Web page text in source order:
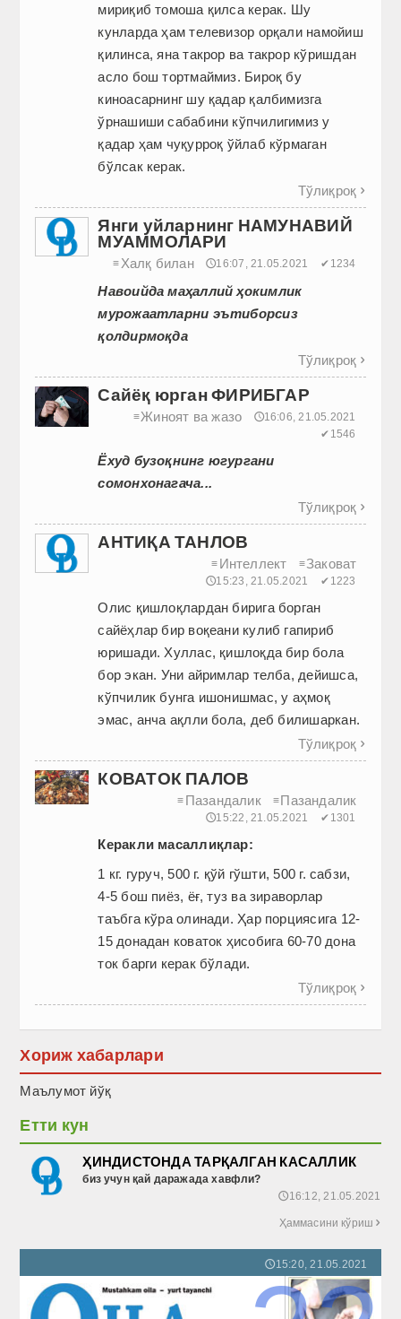
мириқиб томоша қилса керак. Шу
кунларда ҳам телевизор орқали намойиш
қилинса, яна такрор ва такрор кўришдан
асло бош тортмаймиз. Бироқ бу
киноасарнинг шу қадар қалбимизга
ўрнашиши сабабини кўпчилигимиз у
қадар ҳам чуқурроқ ўйлаб кўрмаган
бўлсак керак.
Тўлиқроқ 
Янги уйларнинг НАМУНАВИЙ
МУАММОЛАРИ
≡ Халқ билан 🕔16:07, 21.05.2021 ✔1234
Навоийда маҳаллий ҳокимлик
мурожаатларни эътиборсиз
қолдирмоқда
Тўлиқроқ 
Сайёқ юрган ФИРИБГАР
≡Жиноят ва жазо
🕔16:06, 21.05.2021
✔1546
Ёхуд бузоқнинг югургани
сомонхонагача...
Тўлиқроқ 
АНТИҚА ТАНЛОВ
≡ Интеллект ≡Заковат
🕔15:23, 21.05.2021 ✔1223
Олис қишлоқлардан бирига борган
сайёҳлар бир воқеани кулиб гапириб
юришади. Хуллас, қишлоқда бир бола
бор экан. Уни айримлар телба, дейишса,
кўпчилик бунга ишонишмас, у аҳмоқ
эмас, анча ақлли бола, деб билишаркан.
Тўлиқроқ 
КОВАТОК ПАЛОВ
≡ Пазандалик ≡Пазандалик
🕔15:22, 21.05.2021 ✔1301
Керакли масаллиқлар:
1 кг. гуруч, 500 г. қўй гўшти, 500 г. сабзи,
4-5 бош пиёз, ёғ, туз ва зираворлар
таъбга кўра олинади. Ҳар порциясига 12-
15 донадан коваток ҳисобига 60-70 дона
ток барги керак бўлади.
Тўлиқроқ 
Хориж хабарлари
Маълумот йўқ
Етти кун
ҲИНДИСТОНДА ТАРҚАЛГАН КАСАЛЛИК
биз учун қай даражада хавфли?
🕔16:12, 21.05.2021
Ҳаммасини кўриш
🕔15:20, 21.05.2021